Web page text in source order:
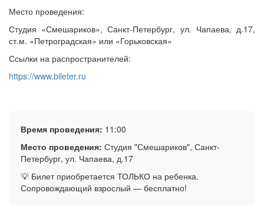
Место проведения:
Студия «Смешариков», Санкт-Петербург, ул. Чапаева, д.17,
ст.м. «Петроградская» или «Горьковская»
Ссылки на распространителей:
https://www.bileter.ru
Время проведения: 11:00
Место проведения: Студия "Смешариков", Санкт-
Петербург, ул. Чапаева, д.17
💡 Билет приобретается ТОЛЬКО на ребенка.
Сопровождающий взрослый — бесплатно!